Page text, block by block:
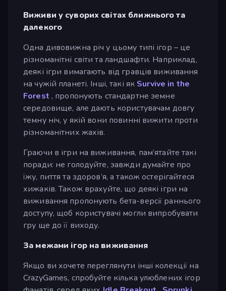
Виживи у суворих світах ближнього та
далекого
Одна дивовижна річ у цьому типі ігор – це
різноманітні світи та ландшафти. Наприклад,
деякі ігри вимагають від гравців виживання
на чужій планеті. Інші, такі як Survive in the
Forest , пропонують стандартне земне
середовище, але дають користувачам довгу
темну ніч, у якій вони повинні вижити проти
різноманітних жахів.
Граючи в ігри на виживання, пам’ятайте такі
поради: не голодуйте, завжди думайте про
їжу, пиття та здоров’я, а також остерігайтеся
хижаків. Також врахуйте, що деякі ігри на
виживання пропонують бета-версії раннього
доступу, щоб користувачі могли випробувати
гру ще до її виходу.
За межами ігор на виживання
Якщо ви хочете переглянути інші колекції на
CrazyGames, спробуйте кілька улюблених ігор